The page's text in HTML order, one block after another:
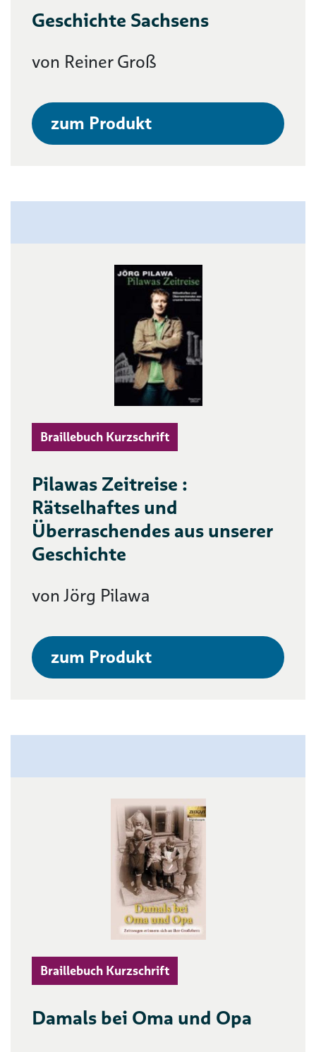
Geschichte Sachsens
von Reiner Groß
zum Produkt
Braillebuch Kurzschrift
Pilawas Zeitreise :
Rätselhaftes und
Überraschendes aus unserer
Geschichte
von Jörg Pilawa
zum Produkt
Braillebuch Kurzschrift
Damals bei Oma und Opa